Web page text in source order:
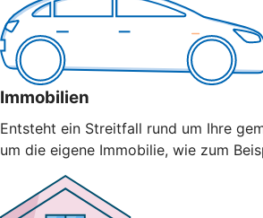
Immobilien
Entsteht ein Streitfall rund um Ihre
um die eigene Immobilie, wie zum